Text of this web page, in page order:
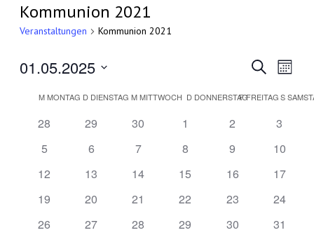
Kommunion 2021
Veranstaltungen Kommunion 2021
Suche Monat
01.05.2025
wählen.
Kalender
von
Veranstaltungen
MMONTAG D DIENSTAG MMITTWOCH D DONNERSTAG
FFREITAGS
0
28
0
29
0
30
0
1
0
2
0
3
0
5
0
6
0
7
0
8
0
9
0
10
0
12
0
13
0
14
0
15
0
16
0
17
0
19
0
20
0
21
0
22
0
23
0
24
0
26
0
27
0
28
0
29
0
30
0
31